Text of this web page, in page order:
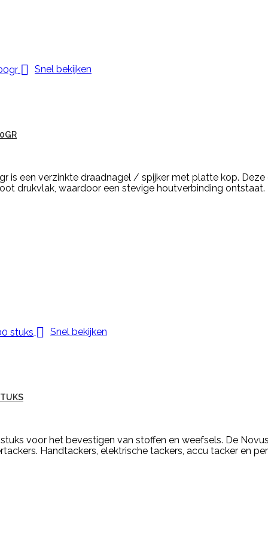
 Snel bekijken
is een verzinkte draadnagel / spijker met platte kop.
drukvlak, waardoor een stevige houtverbinding ontstaat.
 Snel bekijken
voor het bevestigen van stoffen en weefsels. De
Handtackers, elektrische tackers, accu tacker en